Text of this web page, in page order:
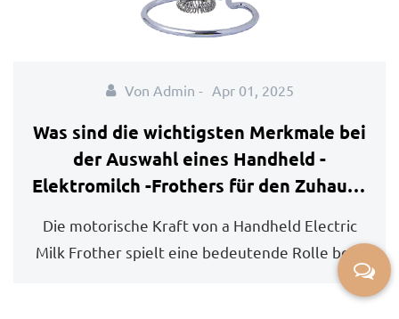
Von Admin - Apr 01, 2025
Was sind die wichtigsten Merkmale bei
der Auswahl eines Handheld -
Elektromilch -Frothers für den Zuhause
Verwendung?
Die motorische Kraft von a Handheld Electric
Milk Frother spielt eine bedeutende Rolle bei...